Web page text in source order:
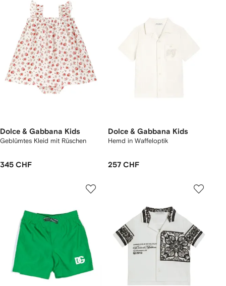
Dolce & Gabbana Kids
Geblümtes Kleid mit Rüschen
345 CHF
Dolce & Gabbana Kids
Hemd in Waffeloptik
257 CHF